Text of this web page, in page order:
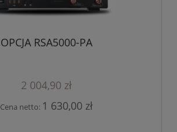
OPCJA RSA5000-PA
2 004,90 zł
Cena netto: 1 630,00 zł